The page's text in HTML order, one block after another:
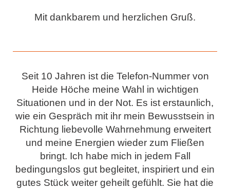
Mit dankbarem und herzlichen Gruß.
Seit 10 Jahren ist die Telefon-Nummer von
Heide Höche meine Wahl in wichtigen
Situationen und in der Not. Es ist erstaunlich,
wie ein Gespräch mit ihr mein Bewusstsein in
Richtung liebevolle Wahrnehmung erweitert
und meine Energien wieder zum Fließen
bringt. Ich habe mich in jedem Fall
bedingungslos gut begleitet, inspiriert und ein
gutes Stück weiter geheilt gefühlt. Sie hat die